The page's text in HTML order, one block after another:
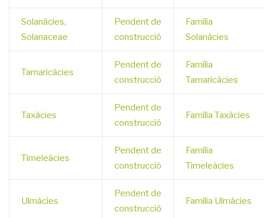
Solanàcies,
Solanaceae
Pendent de
construcció
Família
Solanàcies
Tamaricàcies
Pendent de
construcció
Família
Tamaricàcies
Taxàcies
Pendent de
construcció
Família Taxàcies
Timeleàcies
Pendent de
construcció
Família
Timeleàcies
Ulmàcies
Pendent de
construcció
Família Ulmàcies